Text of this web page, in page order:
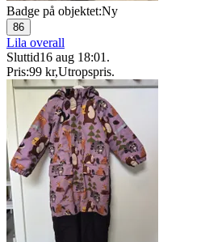
Badge på objektet:Ny
86
Lila overall
Sluttid16 aug 18:01 .
Pris:99 kr,Utropspris.